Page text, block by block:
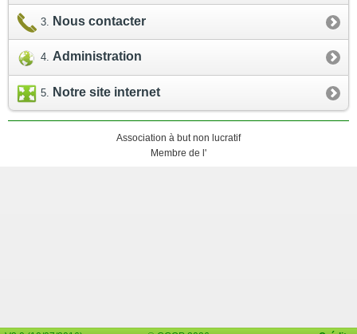
Nous contacter
Administration
Notre site internet
Association à but non lucratif
Membre de l'